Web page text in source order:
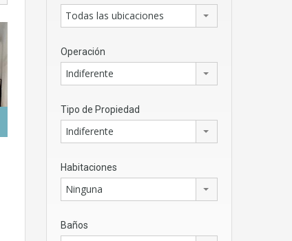
Todas las ubicaciones
Operación
Indiferente
Tipo de Propiedad
Indiferente
Habitaciones
Ninguna
Baños